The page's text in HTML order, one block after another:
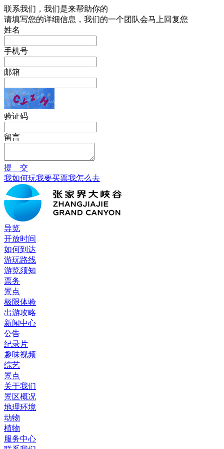
联系我们，我们是来帮助你的
请填写您的详细信息，我们的一个团队会马上回复您
姓名
手机号
邮箱
验证码
留言
提 交
我如何玩我要买票我怎么去
导览
开放时间
如何到达
游玩路线
游览须知
票务
景点
极限体验
出游攻略
新闻中心
公告
纪录片
趣味视频
综艺
景点
关于我们
景区概况
地理环境
动物
植物
服务中心